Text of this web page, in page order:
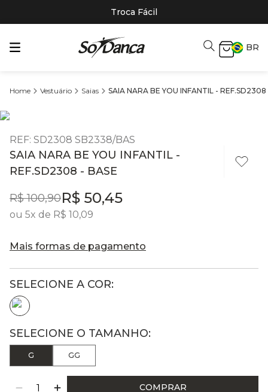
Troca Fácil
BR
Vestuário Saias SAIA NARA BE YOU INFANTIL - REF.SD2308
REF: SD2308 SB2338/BAS
SAIA NARA BE YOU INFANTIL -
REF.SD2308 - BASE
R$ 100,90R$ 50,45
ou 5x de R$ 10,09
Mais formas de pagamento
G GG
COMPRAR